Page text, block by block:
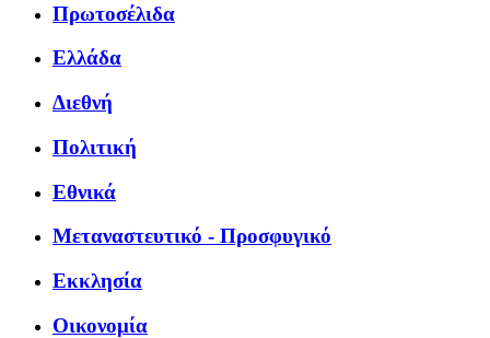
Πρωτοσέλιδα
Ελλάδα
Διεθνή
Πολιτική
Εθνικά
Μεταναστευτικό - Προσφυγικό
Εκκλησία
Οικονομία